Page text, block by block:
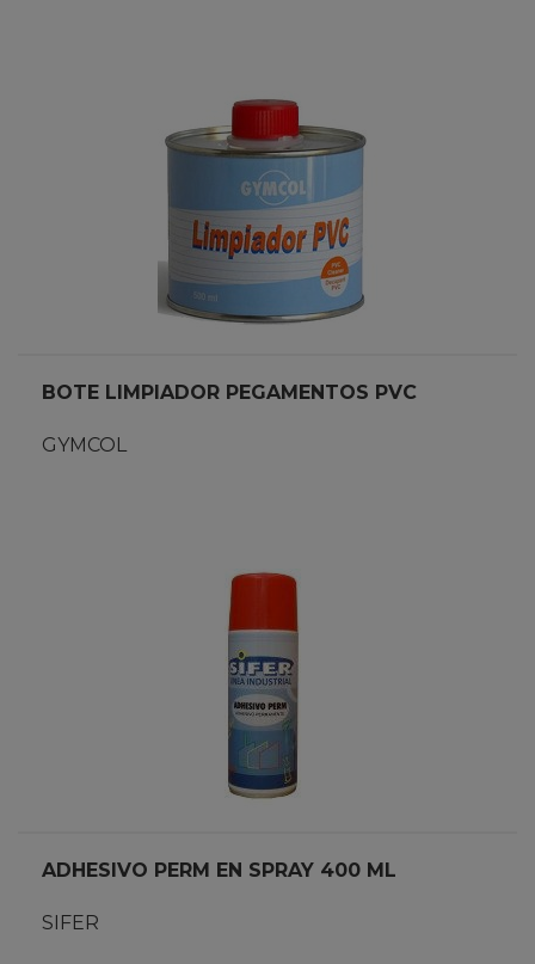
BOTE LIMPIADOR PEGAMENTOS PVC
GYMCOL
ADHESIVO PERM EN SPRAY 400 ML
SIFER